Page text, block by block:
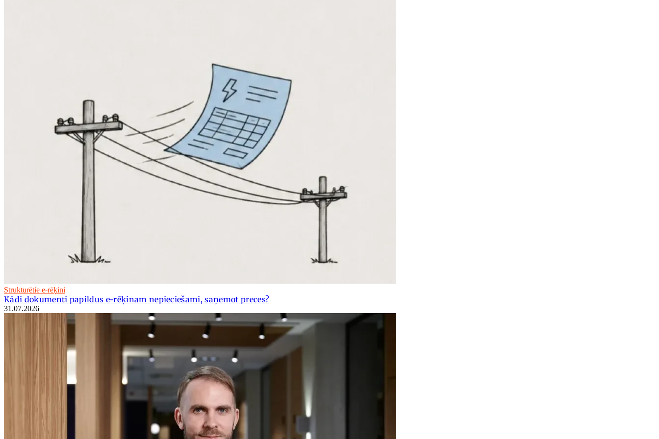
Strukturētie e-rēķini
Kādi dokumenti papildus e-rēķinam nepieciešami, saņemot preces?
31.07.2026